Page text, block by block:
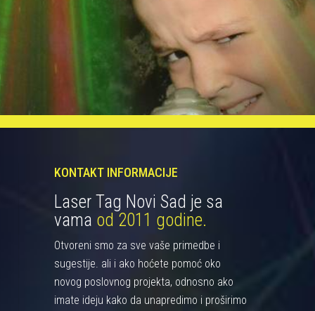
KONTAKT INFORMACIJE
Laser Tag Novi Sad je sa
vama od 2011 godine.
Otvoreni smo za sve vaše primedbe i
sugestije. ali i ako hoćete pomoć oko
novog poslovnog projekta, odnosno ako
imate ideju kako da unapredimo i proširimo